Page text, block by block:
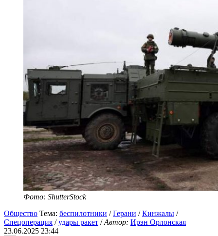
Фото: ShutterStock
Общество Тема: беспилотники /Герани /Кинжалы /
Спецоперация /удары ракет /Автор: Ирэн Орлонская
23.06.2025 23:44